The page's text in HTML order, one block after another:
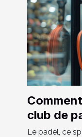
club de
niveau
Le padel, ce